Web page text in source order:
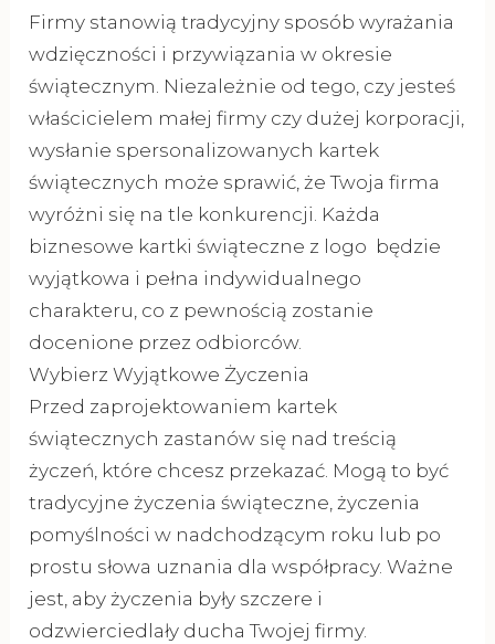
Firmy stanowią tradycyjny sposób wyrażania
wdzięczności i przywiązania w okresie
świątecznym. Niezależnie od tego, czy jesteś
właścicielem małej firmy czy dużej korporacji,
wysłanie spersonalizowanych kartek
świątecznych może sprawić, że Twoja firma
wyróżni się na tle konkurencji. Każda
biznesowe kartki świąteczne z logo będzie
wyjątkowa i pełna indywidualnego
charakteru, co z pewnością zostanie
docenione przez odbiorców.
Wybierz Wyjątkowe Życzenia
Przed zaprojektowaniem kartek
świątecznych zastanów się nad treścią
życzeń, które chcesz przekazać. Mogą to być
tradycyjne życzenia świąteczne, życzenia
pomyślności w nadchodzącym roku lub po
prostu słowa uznania dla współpracy. Ważne
jest, aby życzenia były szczere i
odzwierciedlały ducha Twojej firmy.